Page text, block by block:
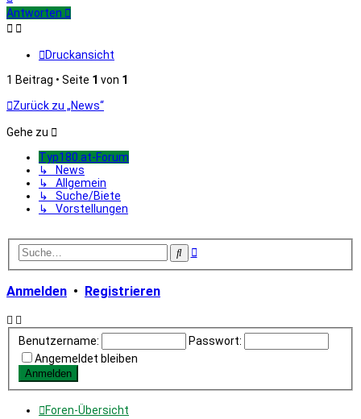
oben
Antworten
Druckansicht
1 Beitrag • Seite 1 von 1
Zurück zu „News“
Gehe zu
Typ180.at-Forum
↳ News
↳ Allgemein
↳ Suche/Biete
↳ Vorstellungen
SucheErweiterte
Anmelden • Registrieren
Benutzername:
Passwort:
Angemeldet bleiben
Foren-Übersicht